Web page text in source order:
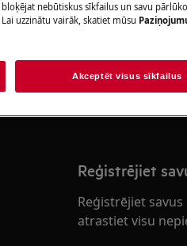
Atrisini
Atrast
Reģistrējiet
Reģistrējiet
atrastiet visu
nebūtiskus sīkfailus un savu
uzzinātu vairāk, skatiet mūsu
Akceptēt visus sīkfailus